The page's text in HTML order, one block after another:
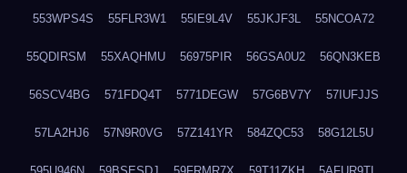
553WPS4S 55FLR3W1 55IE9L4V 55JKJF3L 55NCOA72
55QDIRSM 55XAQHMU 56975PIR 56GSA0U2 56QN3KEB
56SCV4BG 571FDQ4T 5771DEGW 57G6BV7Y 57IUFJJS
57LA2HJ6 57N9R0VG 57Z141YR 584ZQC53 58G12L5U